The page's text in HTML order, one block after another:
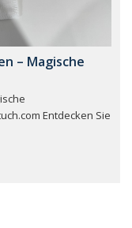
– Magische
Entdecken Sie